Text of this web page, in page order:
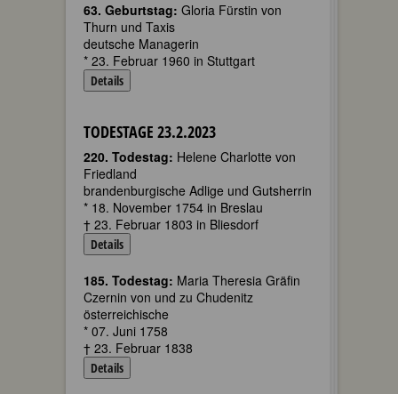
63. Geburtstag: Gloria Fürstin von
Thurn und Taxis
deutsche Managerin
* 23. Februar 1960 in Stuttgart
Details
TODESTAGE 23.2.2023
220. Todestag: Helene Charlotte von
Friedland
brandenburgische Adlige und Gutsherrin
* 18. November 1754 in Breslau
† 23. Februar 1803 in Bliesdorf
Details
185. Todestag: Maria Theresia Gräfin
Czernin von und zu Chudenitz
österreichische
* 07. Juni 1758
† 23. Februar 1838
Details